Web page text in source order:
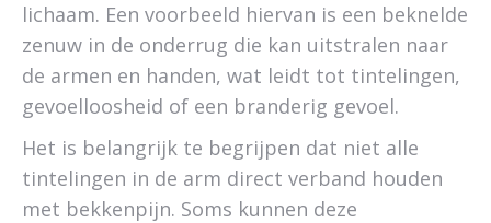
lichaam. Een voorbeeld hiervan is een beknelde
zenuw in de onderrug die kan uitstralen naar
de armen en handen, wat leidt tot tintelingen,
gevoelloosheid of een branderig gevoel.
Het is belangrijk te begrijpen dat niet alle
tintelingen in de arm direct verband houden
met bekkenpijn. Soms kunnen deze